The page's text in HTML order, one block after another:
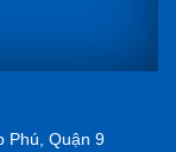
Phú, Quận 9